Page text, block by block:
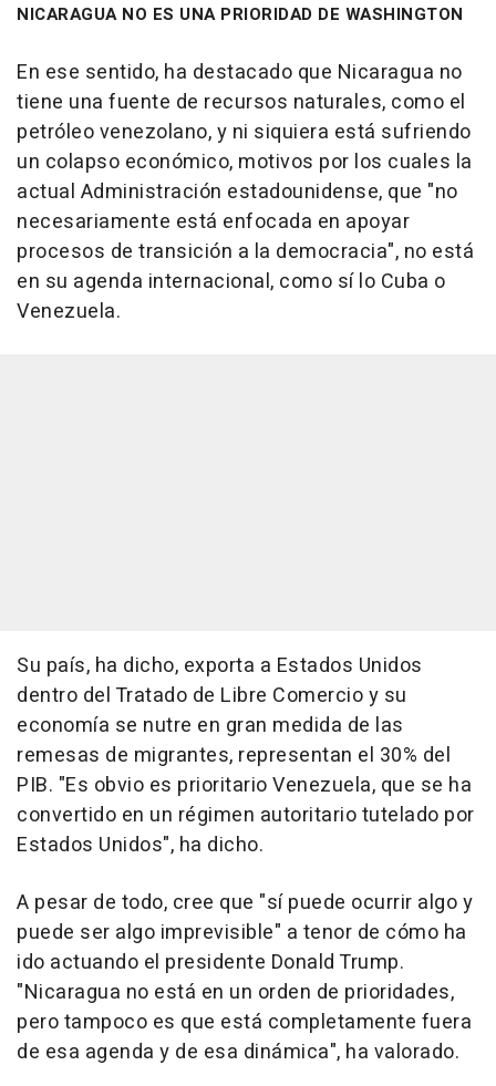
NICARAGUA NO ES UNA PRIORIDAD DE WASHINGTON
En ese sentido, ha destacado que Nicaragua no
tiene una fuente de recursos naturales, como el
petróleo venezolano, y ni siquiera está sufriendo
un colapso económico, motivos por los cuales la
actual Administración estadounidense, que "no
necesariamente está enfocada en apoyar
procesos de transición a la democracia", no está
en su agenda internacional, como sí lo Cuba o
Venezuela.
Su país, ha dicho, exporta a Estados Unidos
dentro del Tratado de Libre Comercio y su
economía se nutre en gran medida de las
remesas de migrantes, representan el 30% del
PIB. "Es obvio es prioritario Venezuela, que se ha
convertido en un régimen autoritario tutelado por
Estados Unidos", ha dicho.
A pesar de todo, cree que "sí puede ocurrir algo y
puede ser algo imprevisible" a tenor de cómo ha
ido actuando el presidente Donald Trump.
"Nicaragua no está en un orden de prioridades,
pero tampoco es que está completamente fuera
de esa agenda y de esa dinámica", ha valorado.